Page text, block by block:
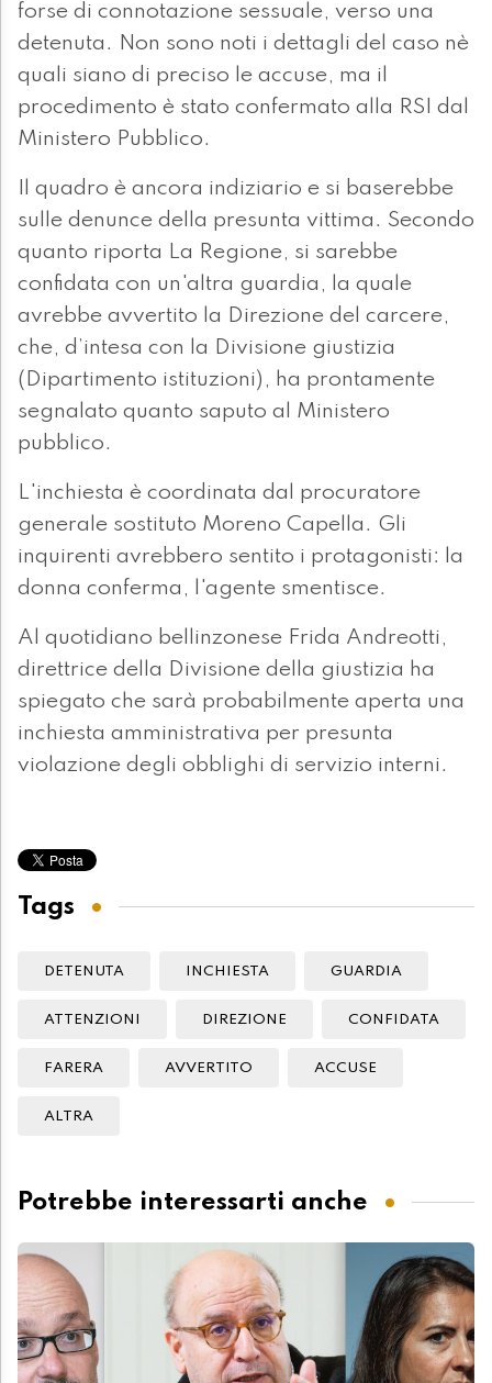
forse di connotazione sessuale, verso una
detenuta. Non sono noti i dettagli del caso nè
quali siano di preciso le accuse, ma il
procedimento è stato confermato alla RSI dal
Ministero Pubblico.
Il quadro è ancora indiziario e si baserebbe
sulle denunce della presunta vittima. Secondo
quanto riporta La Regione, si sarebbe
confidata con un'altra guardia, la quale
avrebbe avvertito la Direzione del carcere,
che, d’intesa con la Divisione giustizia
(Dipartimento istituzioni), ha prontamente
segnalato quanto saputo al Ministero
pubblico.
L'inchiesta è coordinata dal procuratore
generale sostituto Moreno Capella. Gli
inquirenti avrebbero sentito i protagonisti: la
donna conferma, l'agente smentisce.
Al quotidiano bellinzonese Frida Andreotti,
direttrice della Divisione della giustizia ha
spiegato che sarà probabilmente aperta una
inchiesta amministrativa per presunta
violazione degli obblighi di servizio interni.
Tags
DETENUTA INCHIESTA GUARDIA
ATTENZIONI DIREZIONE CONFIDATA
FARERA AVVERTITO ACCUSE
ALTRA
Potrebbe interessarti anche